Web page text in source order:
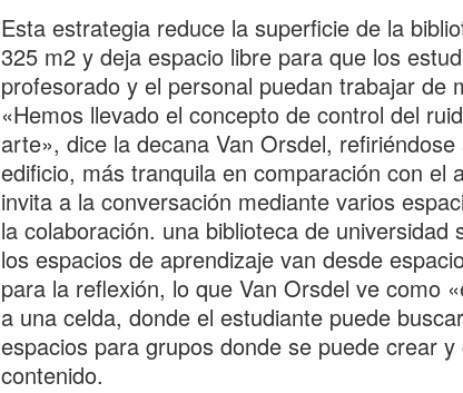
Esta estrategia reduce la superficie de la
325 m2 y deja espacio libre para que los
profesorado y el personal puedan trabajar de
«Hemos llevado el concepto de control del
arte», dice la decana Van Orsdel,
edificio, más tranquila en comparación con el
invita a la conversación mediante varios
la colaboración. una biblioteca de universidad
los espacios de aprendizaje van desde
para la reflexión, lo que Van Orsdel ve como
a una celda, donde el estudiante puede
espacios para grupos donde se puede crear
contenido.